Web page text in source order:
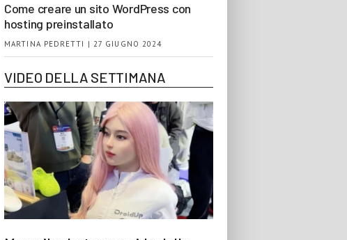
Come creare un sito WordPress con
hosting preinstallato
MARTINA PEDRETTI | 27 GIUGNO 2024
VIDEO DELLA SETTIMANA